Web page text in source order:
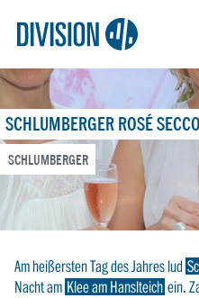
Logo:
Division4
SCHLUMBERGER ROSÉ
SCHLUMBERGER
Am heißersten Tag des Jahres lud
Nacht am Klee am Hanslteich ein.